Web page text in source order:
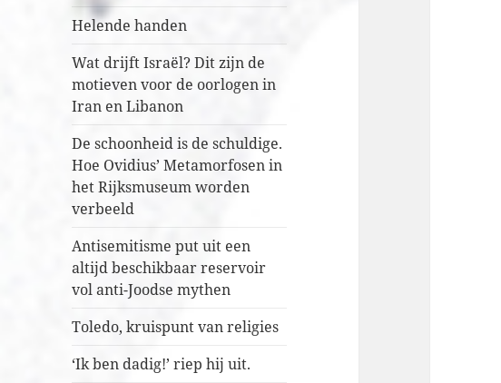
Helende handen
Wat drijft Israël? Dit zijn de
motieven voor de oorlogen in
Iran en Libanon
De schoonheid is de schuldige.
Hoe Ovidius’ Metamorfosen in
het Rijksmuseum worden
verbeeld
Antisemitisme put uit een
altijd beschikbaar reservoir
vol anti-Joodse mythen
Toledo, kruispunt van religies
‘Ik ben dadig!’ riep hij uit.